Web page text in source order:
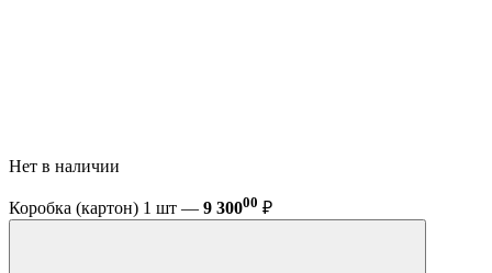
Нет в наличии
Коробка (картон) 1 шт — 9 30000 ₽